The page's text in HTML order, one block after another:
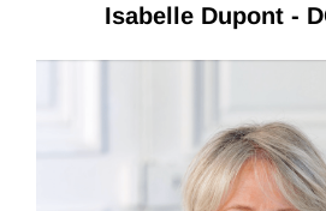
Isabelle Dupont -